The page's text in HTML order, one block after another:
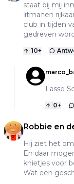
staat bij mij
litmanen
club in tijden
gedreven
10+
Lasse
0+
Robbie en
Hij ziet het
En daar
knietjes voor
Wat een